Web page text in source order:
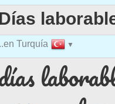
..en Turquía ▼
Días